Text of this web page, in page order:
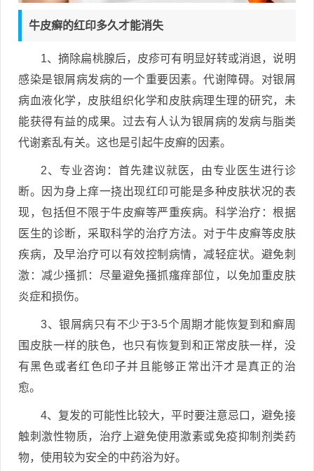
牛皮癣的红印多久才能消失
1、摘除扁桃腺后，皮疹可有明显好转或消退，说明
感染是银屑病发病的一个重要因素。代谢障碍。对银屑
病血液化学，皮肤组织化学和皮肤病理生理的研究，未
能获得有益的成果。过去有人认为银屑病的发病与脂类
代谢紊乱有关。这也是引起牛皮癣的因素。
2、专业咨询：首先建议就医，由专业医生进行诊
断。因为身上痒一挠出现红印可能是多种皮肤状况的表
现，包括但不限于牛皮癣等严重疾病。科学治疗：根据
医生的诊断，采取科学的治疗方法。对于牛皮癣等皮肤
疾病，及早治疗可以有效控制病情，减轻症状。避免刺
激：减少搔抓：尽量避免搔抓瘙痒部位，以免加重皮肤
炎症和损伤。
3、银屑病只有不少于3-5个周期才能恢复到和癣周
围皮肤一样的肤色，也只有恢复到和正常皮肤一样，没
有黑色或者红色印子并且能够正常出汗才是真正的治
愈。
4、复发的可能性比较大，平时要注意忌口，避免接
触刺激性物质，治疗上避免使用激素或免疫抑制剂类药
物，使用较为安全的中药浴为好。